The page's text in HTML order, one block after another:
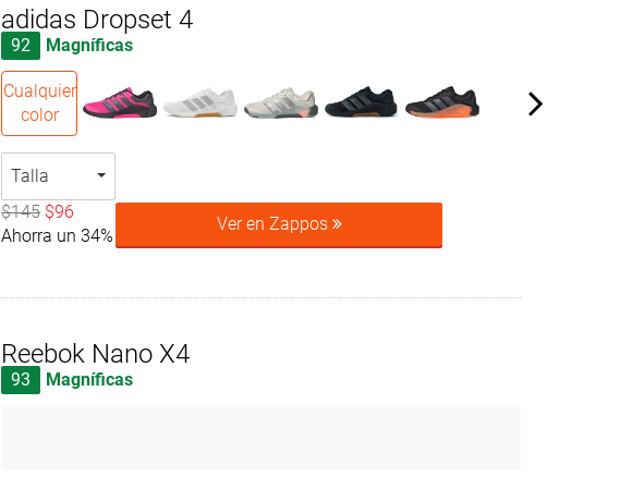
adidas Dropset 4
92 Magníficas
Cualquier
color
Talla
$145 $96
Ahorra un 34%
Ver en Zappos
Reebok Nano X4
93 Magníficas